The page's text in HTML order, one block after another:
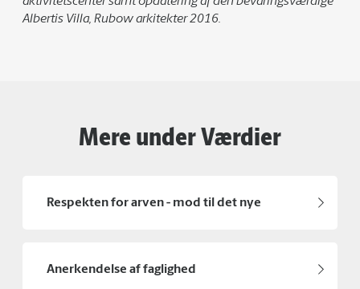
Albertis Villa, Rubow arkitekter 2016.
Mere under Værdier
Respekten for arven - mod til det nye
Anerkendelse af faglighed